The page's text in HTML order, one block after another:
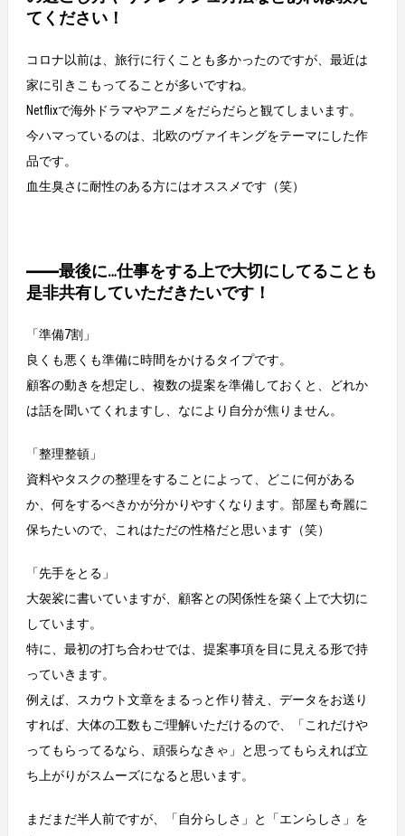
てください！
コロナ以前は、旅行に行くことも多かったのですが、最近は
家に引きこもってることが多いですね。
Netflixで海外ドラマやアニメをだらだらと観てしまいます。
今ハマっているのは、北欧のヴァイキングをテーマにした作
品です。
血生臭さに耐性のある方にはオススメです（笑）
――最後に…仕事をする上で大切にしてることも
是非共有していただきたいです！
「準備7割」
良くも悪くも準備に時間をかけるタイプです。
顧客の動きを想定し、複数の提案を準備しておくと、どれか
は話を聞いてくれますし、なにより自分が焦りません。
「整理整頓」
資料やタスクの整理をすることによって、どこに何がある
か、何をするべきかが分かりやすくなります。部屋も奇麗に
保ちたいので、これはただの性格だと思います（笑）
「先手をとる」
大袈裟に書いていますが、顧客との関係性を築く上で大切に
しています。
特に、最初の打ち合わせでは、提案事項を目に見える形で持
っていきます。
例えば、スカウト文章をまるっと作り替え、データをお送り
すれば、大体の工数もご理解いただけるので、「これだけや
ってもらってるなら、頑張らなきゃ」と思ってもらえれば立
ち上がりがスムーズになると思います。
まだまだ半人前ですが、「自分らしさ」と「エンらしさ」を